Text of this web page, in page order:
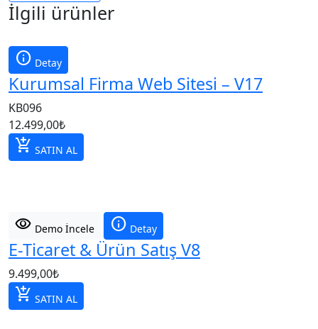
İlgili ürünler
info Detay
Kurumsal Firma Web Sitesi – V17
KB096
12.499,00₺
add_shopping_cart SATIN AL
visibility Demo İncele info Detay
E-Ticaret & Ürün Satış V8
9.499,00₺
add_shopping_cart SATIN AL